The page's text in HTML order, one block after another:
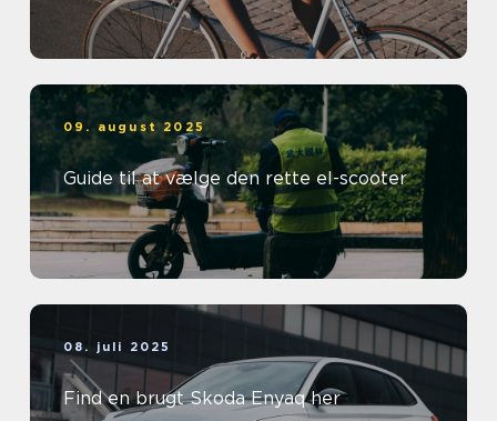
09. august 2025
Guide til at vælge den rette el-scooter
08. juli 2025
Find en brugt Skoda Enyaq her